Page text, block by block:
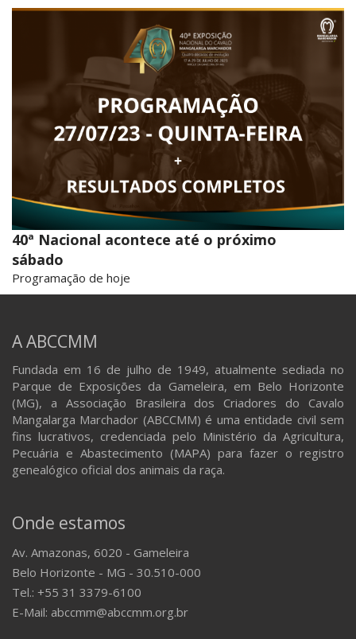
40ª Nacional acontece até o próximo
sábado
Programação de hoje
A ABCCMM
Fundada em 16 de julho de 1949, atualmente sediada no
Parque de Exposições da Gameleira, em Belo Horizonte
(MG), a Associação Brasileira dos Criadores do Cavalo
Mangalarga Marchador (ABCCMM) é uma entidade civil sem
fins lucrativos, credenciada pelo Ministério da Agricultura,
Pecuária e Abastecimento (MAPA) para fazer o registro
genealógico oficial dos animais da raça.
Onde estamos
Av. Amazonas, 6020 - Gameleira
Belo Horizonte - MG - 30.510-000
Tel.: +55 31 3379-6100
E-Mail: abccmm@abccmm.org.br